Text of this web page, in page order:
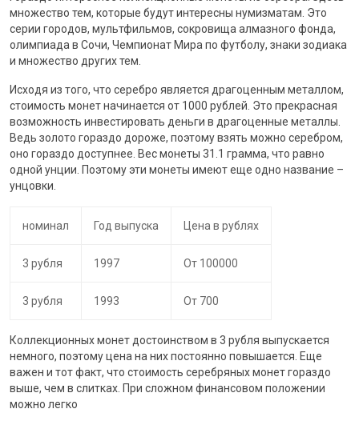
множество тем, которые будут интересны нумизматам. Это
серии городов, мультфильмов, сокровища алмазного фонда,
олимпиада в Сочи, Чемпионат Мира по футболу, знаки зодиака
и множество других тем.
Исходя из того, что серебро является драгоценным металлом,
стоимость монет начинается от 1000 рублей. Это прекрасная
возможность инвестировать деньги в драгоценные металлы.
Ведь золото гораздо дороже, поэтому взять можно серебром,
оно гораздо доступнее. Вес монеты 31.1 грамма, что равно
одной унции. Поэтому эти монеты имеют еще одно название –
унцовки.
номинал Год выпуска Цена в рублях
3 рубля 1997 От 100000
3 рубля 1993 От 700
Коллекционных монет достоинством в 3 рубля выпускается
немного, поэтому цена на них постоянно повышается. Еще
важен и тот факт, что стоимость серебряных монет гораздо
выше, чем в слитках. При сложном финансовом положении
можно легко